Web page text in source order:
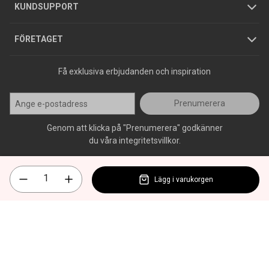
KUNDSUPPORT
Varumärken
FÖRETAGET
Jobba hos oss
Press
Få exklusiva erbjudanden och inspiration
Prenumerera
Genom att klicka på "Prenumerera" godkänner
du våra integritetsvillkor.
Lägg i varukorgen